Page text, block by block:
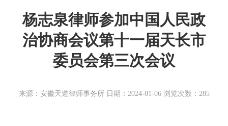
杨志泉律师参加中国人民政
治协商会议第十一届天长市
委员会第三次会议
来源：安徽天道律师事务所 日期：2024-01-06 浏览次数：285